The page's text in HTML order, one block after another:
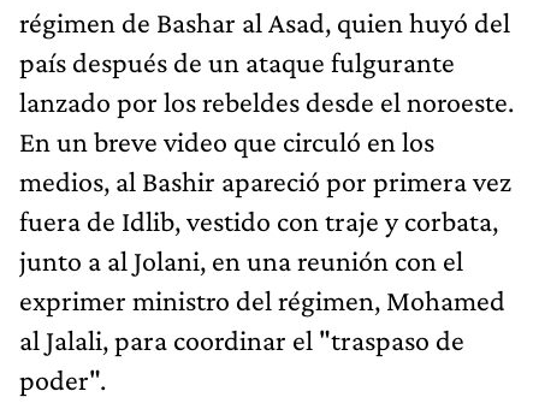
régimen de Bashar al Asad, quien huyó del
país después de un ataque fulgurante
lanzado por los rebeldes desde el noroeste.
En un breve video que circuló en los
medios, al Bashir apareció por primera vez
fuera de Idlib, vestido con traje y corbata,
junto a al Jolani, en una reunión con el
exprimer ministro del régimen, Mohamed
al Jalali, para coordinar el "traspaso de
poder".